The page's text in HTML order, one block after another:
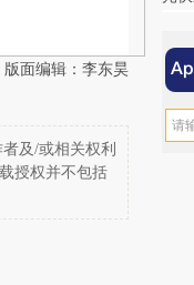
面编辑：李东昊
及/或相关权利
授权并不包括